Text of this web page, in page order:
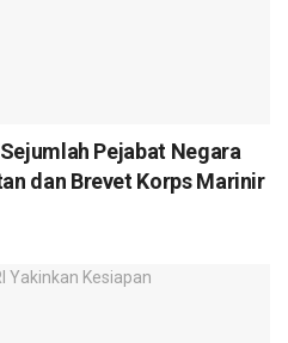
Pejabat Negara
dan Brevet Korps Marinir